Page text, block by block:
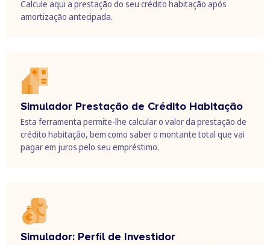
Calcule aqui a prestação do seu crédito habitação após
amortização antecipada.
Simulador Prestação de Crédito Habitação
Esta ferramenta permite-lhe calcular o valor da prestação de
crédito habitação, bem como saber o montante total que vai
pagar em juros pelo seu empréstimo.
Simulador: Perfil de Investidor